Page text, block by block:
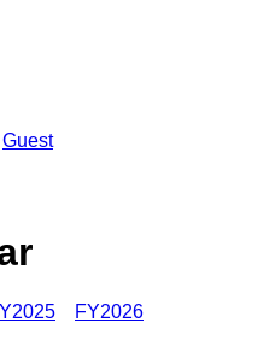
Guest
FY2026